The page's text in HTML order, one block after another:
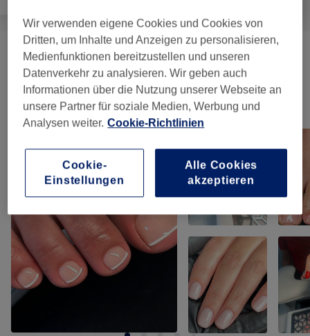
Massagen (9) ab 15 €
Unsere Arbeit
Bild anklicken für weitere Details
Wir verwenden eigene Cookies und Cookies von
Dritten, um Inhalte und Anzeigen zu personalisieren,
Medienfunktionen bereitzustellen und unseren
Datenverkehr zu analysieren. Wir geben auch
Informationen über die Nutzung unserer Webseite an
unsere Partner für soziale Medien, Werbung und
Analysen weiter. Cookie-Richtlinien
Cookie-
Einstellungen
Alle Cookies
akzeptieren